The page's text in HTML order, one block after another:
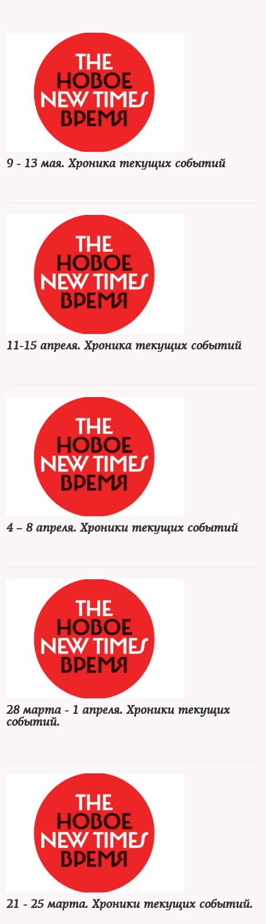
9 - 13 мая. Хроника текущих событий
11-15 апреля. Хроника текущих cобытий
4 – 8 апреля. Хроники текущих событий
28 марта - 1 апреля. Хроники текущих
событий.
21 - 25 марта. Хроники текущих событий.